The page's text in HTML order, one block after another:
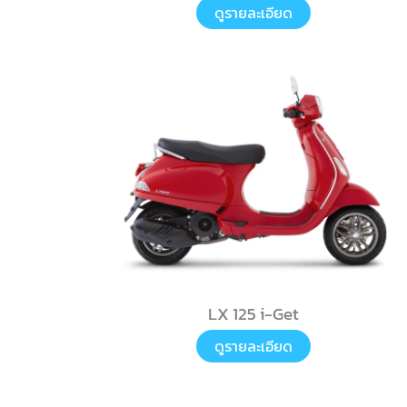
ดูรายละเอียด
LX 125 i-Get
ดูรายละเอียด